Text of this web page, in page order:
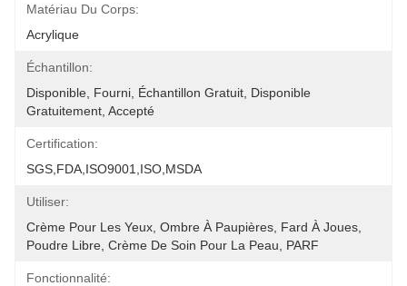
Matériau Du Corps:
Acrylique
Échantillon:
Disponible, Fourni, Échantillon Gratuit, Disponible
Gratuitement, Accepté
Certification:
SGS,FDA,ISO9001,ISO,MSDA
Utiliser:
Crème Pour Les Yeux, Ombre À Paupières, Fard À Joues,
Poudre Libre, Crème De Soin Pour La Peau, PARF
Fonctionnalité: